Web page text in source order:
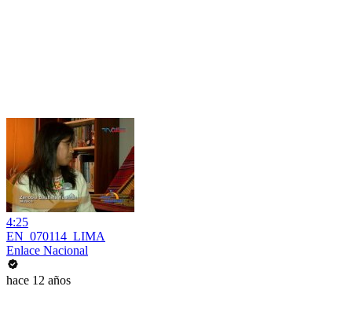
4:25
EN_070114_LIMA
Enlace Nacional
hace 12 años